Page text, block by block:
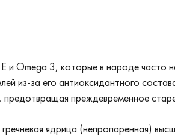
Omega 3, которые в народе часто
за его антиоксидантного
преждевременное
ядрица (непропаренная)